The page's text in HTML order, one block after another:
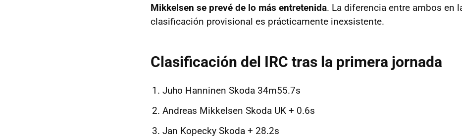
Mikkelsen se prevé de lo más entretenida. La diferencia entre ambos en
clasificación provisional es prácticamente inexsistente.
Clasificación del IRC tras la primera jornada
Juho Hanninen Skoda 34m55.7s
Andreas Mikkelsen Skoda UK + 0.6s
Jan Kopecky Skoda + 28.2s